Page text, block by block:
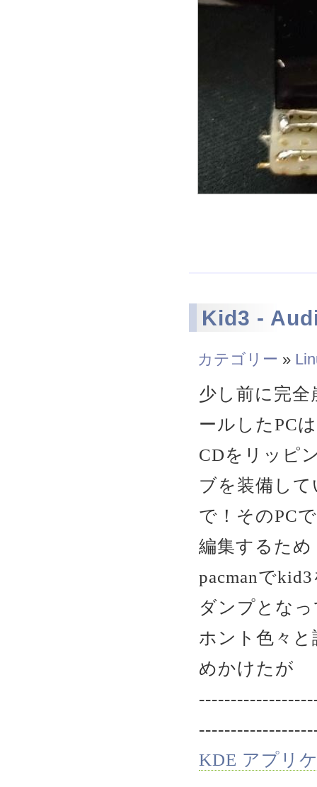
Kid3 -
カテゴリー »
少し前に完
ールしたPCは
CDをリッピ
ブを装備し
で！そのPC
編集するため
pacmanで
ダンプとな
ホント色々
めかけたが
KDE アプリ